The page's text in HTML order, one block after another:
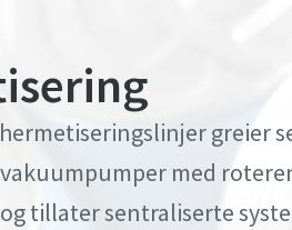
greier
med
tillater sentraliserteAtlas
Atlas
Atlas
Atlas